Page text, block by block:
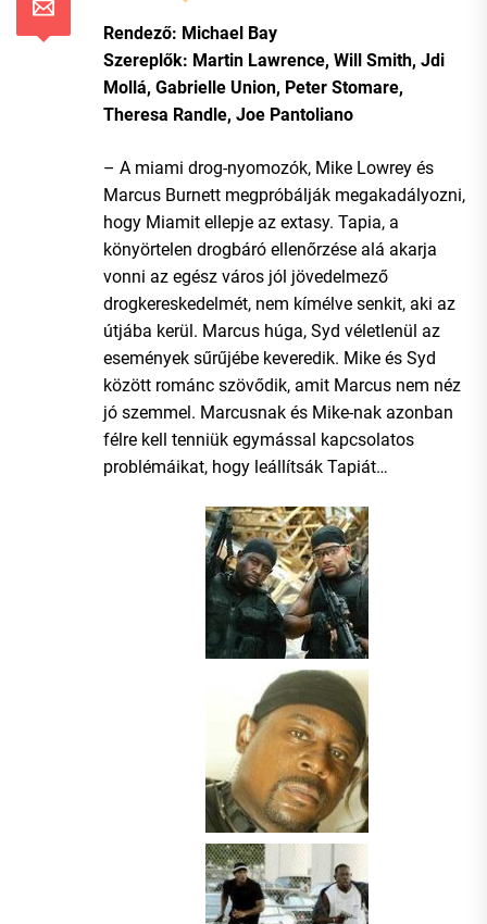
Rendező: Michael Bay
Szereplők: Martin Lawrence, Will Smith, Jdi
Mollá, Gabrielle Union, Peter Stomare,
Theresa Randle, Joe Pantoliano
– A miami drog-nyomozók, Mike Lowrey és
Marcus Burnett megpróbálják megakadályozni,
hogy Miamit ellepje az extasy. Tapia, a
könyörtelen drogbáró ellenőrzése alá akarja
vonni az egész város jól jövedelmező
drogkereskedelmét, nem kímélve senkit, aki az
útjába kerül. Marcus húga, Syd véletlenül az
események sűrűjébe keveredik. Mike és Syd
között románc szövődik, amit Marcus nem néz
jó szemmel. Marcusnak és Mike-nak azonban
félre kell tenniük egymással kapcsolatos
problémáikat, hogy leállítsák Tapiát…